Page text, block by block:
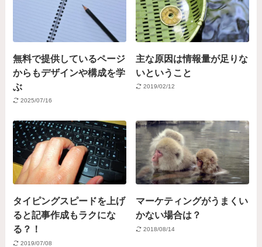
無料で提供しているページ
からもデザインや構成を学
ぶ
2025/07/16
主な原因は情報量が足りな
いということ
2019/02/12
タイピングスピードを上げ
ると記事作成もラクにな
る？！
2019/07/08
マーケティングがうまくい
かない場合は？
2018/08/14